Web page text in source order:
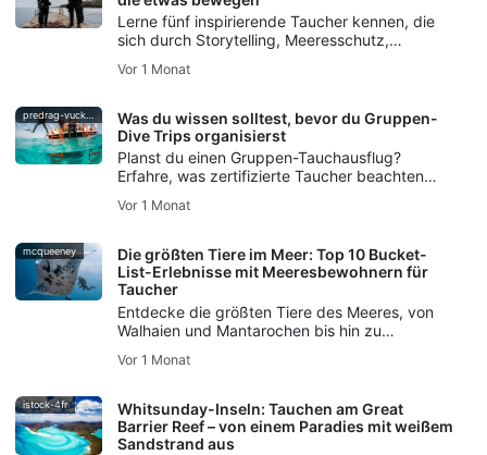
Lerne fünf inspirierende Taucher kennen, die
sich durch Storytelling, Meeresschutz,
Oceans-Initiative für die Rettung unserer
Vor 1 Monat
predrag-vuckovic
Was du wissen solltest, bevor du Gruppen-
Dive Trips organisierst
Planst du einen Gruppen-Tauchausflug?
Erfahre, was zertifizierte Taucher beachten
Logistik bis hin zur Sicherheitsplanung und
Vor 1 Monat
mcqueeney
Die größten Tiere im Meer: Top 10 Bucket-
List-Erlebnisse mit Meeresbewohnern für
Taucher
Entdecke die größten Tiere des Meeres, von
Walhaien und Mantarochen bis hin zu
und respektvolle Begegnungen mit
Vor 1 Monat
istock-4fr
Whitsunday-Inseln: Tauchen am Great
Barrier Reef – von einem Paradies mit weißem
Sandstrand aus